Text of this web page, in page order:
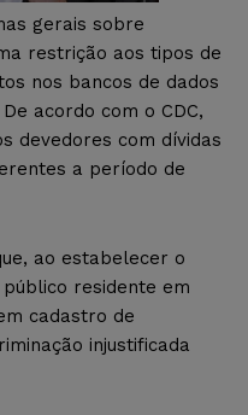
gerais sobre
restrição aos tipos de
nos bancos de dados
acordo com o CDC,
devedores com dívidas
a período de
ao estabelecer o
residente em
cadastro de
injustificada